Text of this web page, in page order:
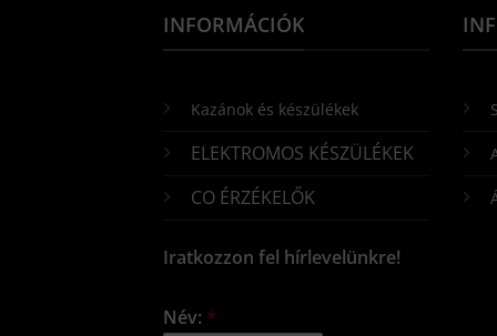
INFORMÁCIÓK
Kazánok és készülékek
ELEKTROMOS KÉSZÜLÉKEK
CO ÉRZÉKELŐK
Iratkozzon fel hírlevelünkre!
Név: *